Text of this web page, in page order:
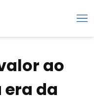
ao
era da